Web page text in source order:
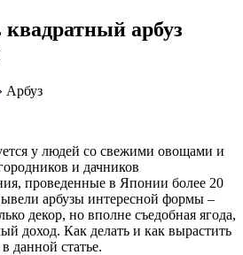
арбуз
Арбуз
у людей со свежими овощами и
и дачников
проведенные в Японии более 20
арбузы интересной формы –
декор, но вполне съедобная ягода,
доход. Как делать и как вырастить
данной статье.